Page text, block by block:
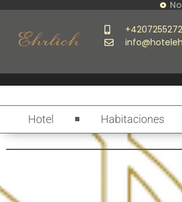
Hotel Habitaciones